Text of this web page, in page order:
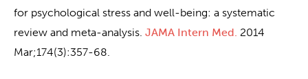
for psychological stress and well-being: a systematic
review and meta-analysis. JAMA Intern Med. 2014
Mar;174(3):357-68.